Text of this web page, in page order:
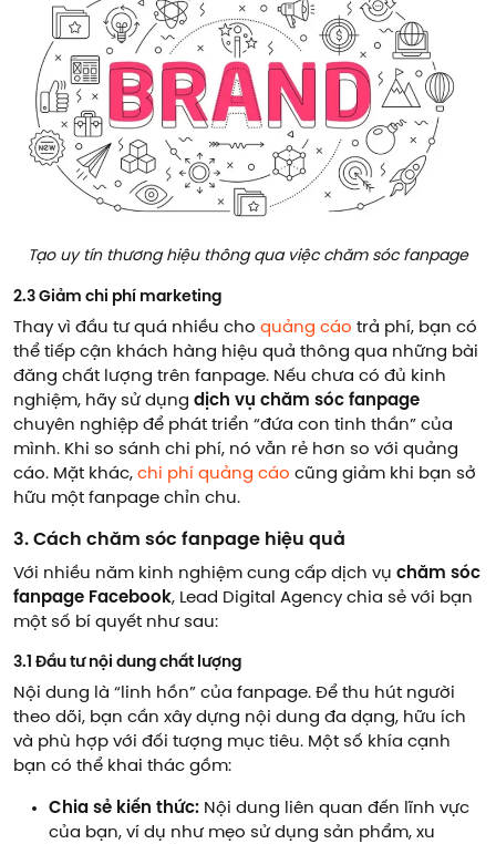
Tạo uy tín thương hiệu thông qua việc chăm sóc fanpage
2.3 Giảm chi phí marketing
Thay vì đầu tư quá nhiều cho quảng cáo trả phí, bạn có
thể tiếp cận khách hàng hiệu quả thông qua những bài
đăng chất lượng trên fanpage. Nếu chưa có đủ kinh
nghiệm, hãy sử dụng dịch vụ chăm sóc fanpage
chuyên nghiệp để phát triển “đứa con tinh thần” của
mình. Khi so sánh chi phí, nó vẫn rẻ hơn so với quảng
cáo. Mặt khác, chi phí quảng cáo cũng giảm khi bạn sở
hữu một fanpage chỉn chu.
3. Cách chăm sóc fanpage hiệu quả
Với nhiều năm kinh nghiệm cung cấp dịch vụ chăm sóc
fanpage Facebook, Lead Digital Agency chia sẻ với bạn
một số bí quyết như sau:
3.1 Đầu tư nội dung chất lượng
Nội dung là “linh hồn” của fanpage. Để thu hút người
theo dõi, bạn cần xây dựng nội dung đa dạng, hữu ích
và phù hợp với đối tượng mục tiêu. Một số khía cạnh
bạn có thể khai thác gồm:
Chia sẻ kiến thức: Nội dung liên quan đến lĩnh vực
của bạn, ví dụ như mẹo sử dụng sản phẩm, xu